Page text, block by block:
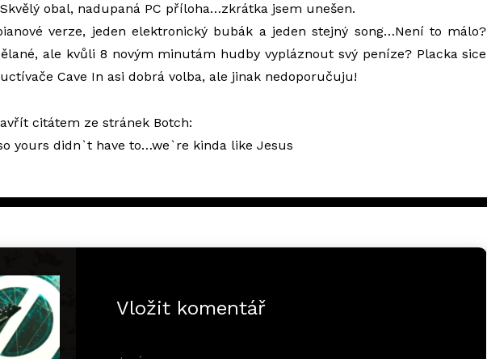
obal, nadupaná PC příloha…zkrátka jsem unešen.
verze, jeden elektronický bubák a jeden stejný song…Není to málo?
ale kvůli 8 novým minutám hudby vypláznout svý peníze? Placka sice
Cave In asi dobrá volba, ale jinak nedoporučuju!
citátem ze stránek Botch:
yours didn`t have to…we`re kinda like Jesus
Vložit komentář